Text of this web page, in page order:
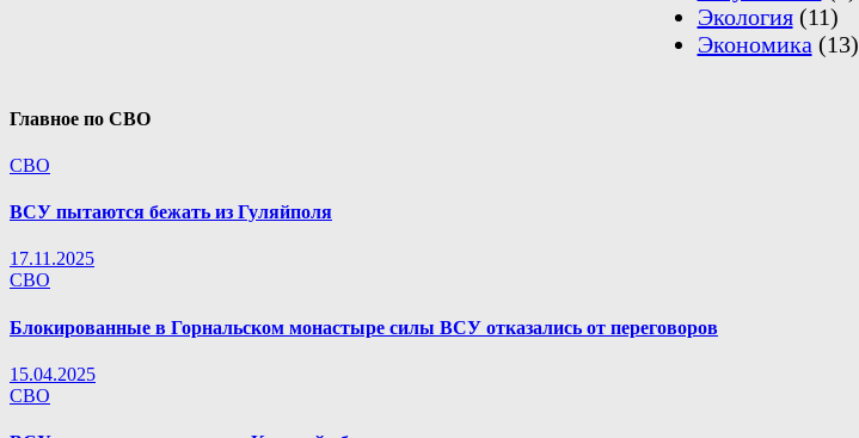
Экология(11)
Экономика(13)
Главное по СВО
СВО
ВСУ пытаются бежать из Гуляйполя
17.11.2025
СВО
Блокированные в Горнальском монастыре силы ВСУ отказались от переговоров
15.04.2025
СВО